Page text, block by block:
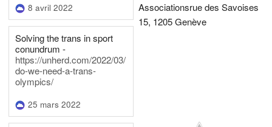
8 avril 2022
Solving the trans in sport
conundrum -
https://unherd.com/2022/03/
do-we-need-a-trans-
olympics/
25 mars 2022
Associationsrue des Savoises
15, 1205 Genève